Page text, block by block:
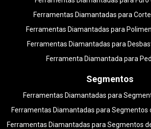
Ferramentas Diamantadas para
Ferramentas Diamantadas para
Ferramentas Diamantadas para
Ferramenta Diamantada para
Segmentos
Ferramentas Diamantadas para
Ferramentas Diamantadas para Segmentos
Ferramentas Diamantadas para Segmentos